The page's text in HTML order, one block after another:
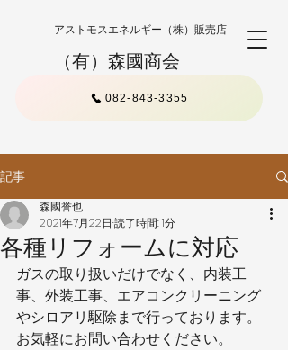
アストモスエネルギー（株）販売店
（有）森國商会
082-843-3355
記事
各種リフォームに対応
森國誉也
2021年7月22日 読了時間: 1分
ガスの取り扱いだけでなく、内装工
事、外装工事、エアコンクリーニング
やシロアリ駆除まで行っております。
お気軽にお問い合わせください。